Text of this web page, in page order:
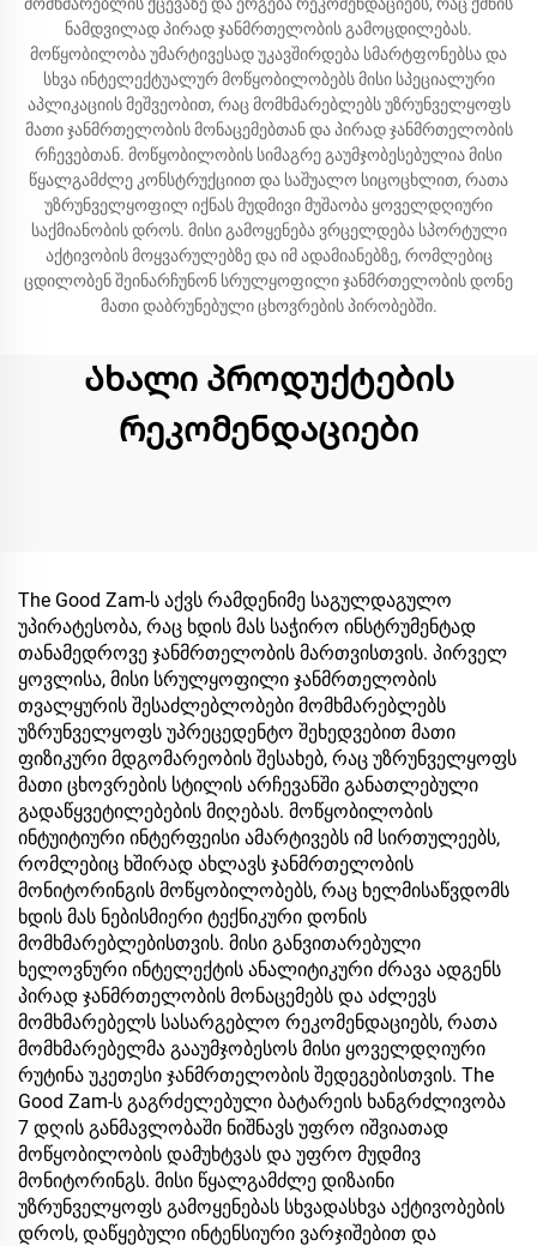
ნამდვილად პირად ჯანმრთელობის გამოცდილებას.
მოწყობილობა უმარტივესად უკავშირდება სმარტფონებსა და
სხვა ინტელექტუალურ მოწყობილობებს მისი სპეციალური
აპლიკაციის მეშვეობით, რაც მომხმარებლებს უზრუნველყოფს
მათი ჯანმრთელობის მონაცემებთან და პირად ჯანმრთელობის
რჩევებთან. მოწყობილობის სიმაგრე გაუმჯობესებულია მისი
წყალგამძლე კონსტრუქციით და საშუალო სიცოცხლით, რათა
უზრუნველყოფილ იქნას მუდმივი მუშაობა ყოველდღიური
საქმიანობის დროს. მისი გამოყენება ვრცელდება სპორტული
აქტივობის მოყვარულებზე და იმ ადამიანებზე, რომლებიც
ცდილობენ შეინარჩუნონ სრულყოფილი ჯანმრთელობის დონე
მათი დაბრუნებული ცხოვრების პირობებში.
Ახალი პროდუქტების
რეკომენდაციები
The Good Zam-ს აქვს რამდენიმე საგულდაგულო
უპირატესობა, რაც ხდის მას საჭირო ინსტრუმენტად
თანამედროვე ჯანმრთელობის მართვისთვის. პირველ
ყოვლისა, მისი სრულყოფილი ჯანმრთელობის
თვალყურის შესაძლებლობები მომხმარებლებს
უზრუნველყოფს უპრეცედენტო შეხედვებით მათი
ფიზიკური მდგომარეობის შესახებ, რაც უზრუნველყოფს
მათი ცხოვრების სტილის არჩევანში განათლებული
გადაწყვეტილებების მიღებას. მოწყობილობის
ინტუიტიური ინტერფეისი ამარტივებს იმ სირთულეებს,
რომლებიც ხშირად ახლავს ჯანმრთელობის
მონიტორინგის მოწყობილობებს, რაც ხელმისაწვდომს
ხდის მას ნებისმიერი ტექნიკური დონის
მომხმარებლებისთვის. მისი განვითარებული
ხელოვნური ინტელექტის ანალიტიკური ძრავა ადგენს
პირად ჯანმრთელობის მონაცემებს და აძლევს
მომხმარებელს სასარგებლო რეკომენდაციებს, რათა
მომხმარებელმა გააუმჯობესოს მისი ყოველდღიური
რუტინა უკეთესი ჯანმრთელობის შედეგებისთვის. The
Good Zam-ს გაგრძელებული ბატარეის ხანგრძლივობა
7 დღის განმავლობაში ნიშნავს უფრო იშვიათად
მოწყობილობის დამუხტვას და უფრო მუდმივ
მონიტორინგს. მისი წყალგამძლე დიზაინი
უზრუნველყოფს გამოყენებას სხვადასხვა აქტივობების
დროს, დაწყებული ინტენსიური ვარჯიშებით და